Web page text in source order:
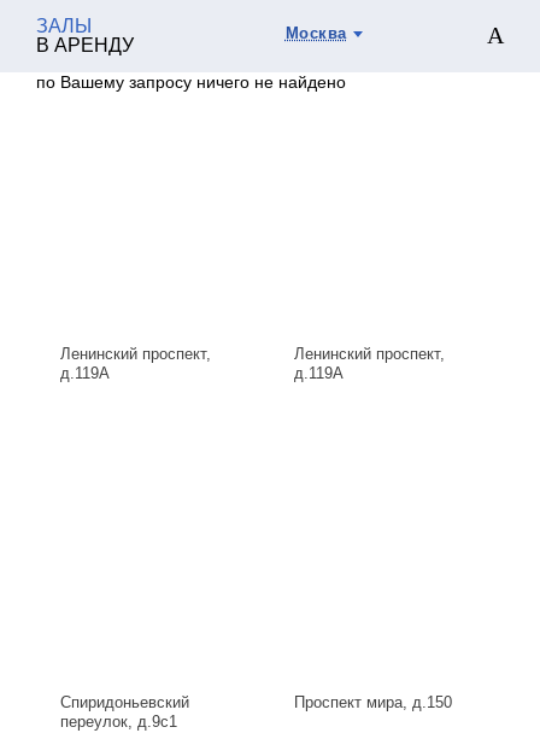
ЗАЛЫ
В АРЕНДУ
Москва
по Вашему запросу ничего не найдено
Ленинский проспект,
д.119А
Ленинский проспект,
д.119А
Спиридоньевский
переулок, д.9с1
Проспект мира, д.150